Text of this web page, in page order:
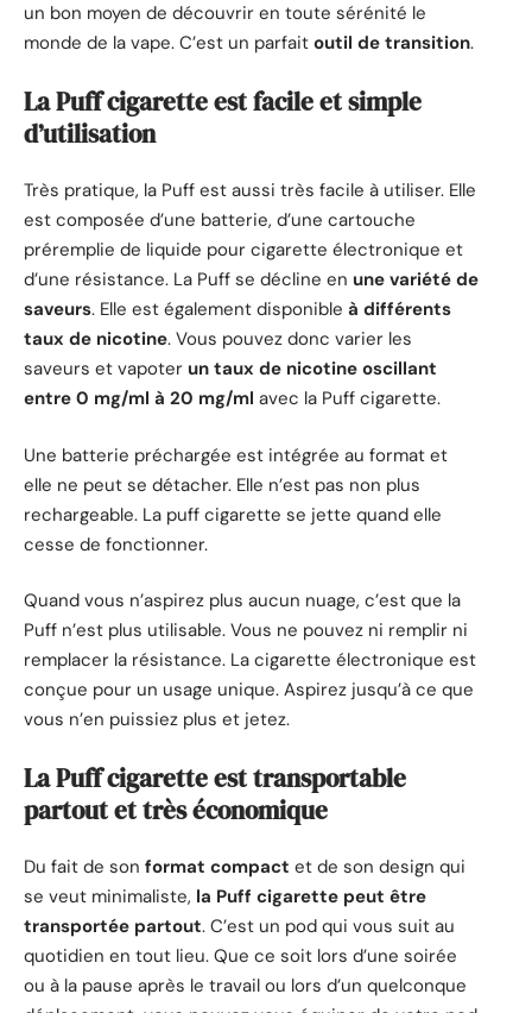
un bon moyen de découvrir en toute sérénité le
monde de la vape. C’est un parfait outil de transition.
La Puff cigarette est facile et simple
d’utilisation
Très pratique, la Puff est aussi très facile à utiliser. Elle
est composée d’une batterie, d’une cartouche
préremplie de liquide pour cigarette électronique et
d’une résistance. La Puff se décline en une variété de
saveurs. Elle est également disponible à différents
taux de nicotine. Vous pouvez donc varier les
saveurs et vapoter un taux de nicotine oscillant
entre 0 mg/ml à 20 mg/ml avec la Puff cigarette.
Une batterie préchargée est intégrée au format et
elle ne peut se détacher. Elle n’est pas non plus
rechargeable. La puff cigarette se jette quand elle
cesse de fonctionner.
Quand vous n’aspirez plus aucun nuage, c’est que la
Puff n’est plus utilisable. Vous ne pouvez ni remplir ni
remplacer la résistance. La cigarette électronique est
conçue pour un usage unique. Aspirez jusqu’à ce que
vous n’en puissiez plus et jetez.
La Puff cigarette est transportable
partout et très économique
Du fait de son format compact et de son design qui
se veut minimaliste, la Puff cigarette peut être
transportée partout. C’est un pod qui vous suit au
quotidien en tout lieu. Que ce soit lors d’une soirée
ou à la pause après le travail ou lors d’un quelconque